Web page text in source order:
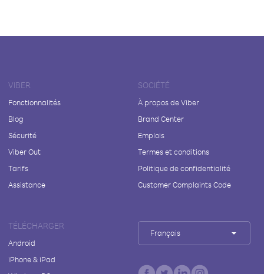
VIBER
Fonctionnalités
Blog
Sécurité
Viber Out
Tarifs
Assistance
SOCIÉTÉ
À propos de Viber
Brand Center
Emplois
Termes et conditions
Politique de confidentialité
Customer Complaints Code
TÉLÉCHARGER
Android
iPhone & iPad
Français